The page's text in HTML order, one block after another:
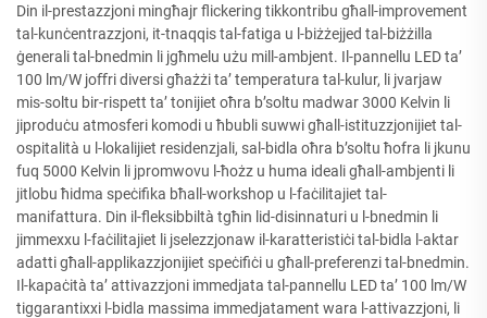
Din il-prestazzjoni mingħajr flickering tikkontribu għall-improvement
tal-kunċentrazzjoni, it-tnaqqis tal-fatiga u l-biżżejjed tal-biżżilla
ġenerali tal-bnedmin li jgħmelu użu mill-ambjent. Il-pannellu LED ta’
100 lm/W joﬀri diversi għażżi ta’ temperatura tal-kulur, li jvarjaw
mis-soltu bir-rispett ta’ tonijiet oħra b’soltu madwar 3000 Kelvin li
jiproduċu atmosferi komodi u ħbubli suwwi għall-istituzzjonijiet tal-
ospitalità u l-lokalijiet residenzjali, sal-bidla oħra b’soltu ħofra li jkunu
fuq 5000 Kelvin li jpromwovu l-ħożz u huma ideali għall-ambjenti li
jitlobu ħidma speċifika bħall-workshop u l-faċilitajiet tal-
manifattura. Din il-fleksibbiltà tgħin lid-disinnaturi u l-bnedmin li
jimmexxu l-faċilitajiet li jselezzjonaw il-karatteristiċi tal-bidla l-aktar
adatti għall-applikazzjonijiet speċifiċi u għall-preferenzi tal-bnedmin.
Il-kapaċità ta’ attivazzjoni immedjata tal-pannellu LED ta’ 100 lm/W
tiggarantixxi l-bidla massima immedjatament wara l-attivazzjoni, li